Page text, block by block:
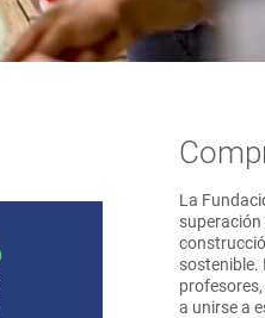
La
superación
sostenible.
a unirse a